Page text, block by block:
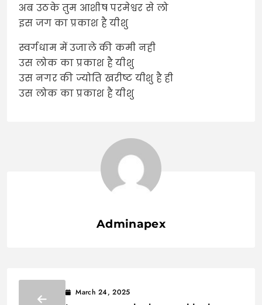
अब उठके तुम आशीष परमेश्वर से लो
इस जग का प्रकाश है यीशु
स्वर्गधाम में उजाले की कमी नही
उस लोक का प्रकाश है यीशु
उस नगर की ज्योति खरीष्ट यीशु है ही
उस लोक का प्रकाश है यीशु
Adminapex
March 24, 2025